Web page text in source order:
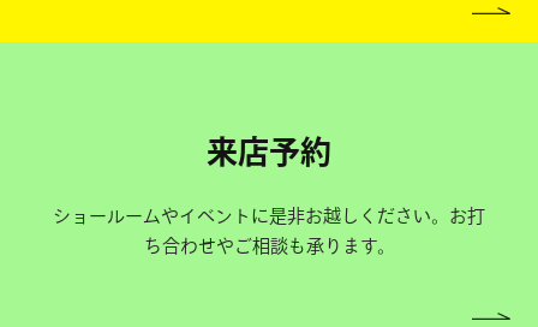
来店予約
ショールームやイベントに是非お越しください。お打
ち合わせやご相談も承ります。